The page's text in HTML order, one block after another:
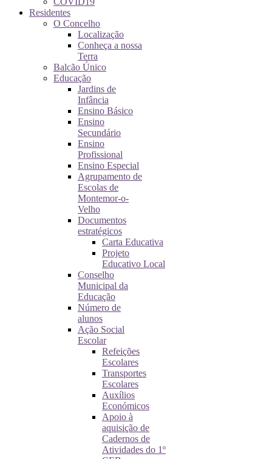
Residentes
O Concelho
Localização
Conheça a nossa
Terra
Balcão Único
Educação
Jardins de
Infância
Ensino Básico
Ensino
Secundário
Ensino
Profissional
Ensino Especial
Agrupamento de
Escolas de
Montemor-o-
Velho
Documentos
estratégicos
Carta Educativa
Projeto
Educativo Local
Conselho
Municipal da
Educação
Número de
alunos
Ação Social
Escolar
Refeições
Escolares
Transportes
Escolares
Auxílios
Económicos
Apoio à
aquisição de
Cadernos de
Atividades do 1º